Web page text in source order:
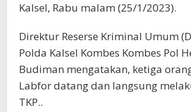
Kalsel, Rabu malam (25/1/2023).
Direktur Reserse Kriminal Umum
Polda Kalsel Kombes Kombes Pol
Budiman mengatakan, ketiga
Labfor datang dan langsung
TKP..